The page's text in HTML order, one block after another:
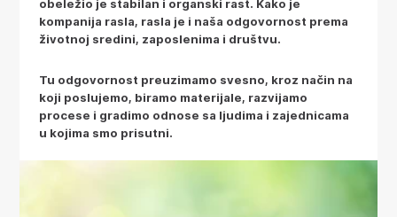
obeležio je stabilan i organski rast. Kako je
kompanija rasla, rasla je i naša odgovornost prema
životnoj sredini, zaposlenima i društvu.
Tu odgovornost preuzimamo svesno, kroz način na
koji poslujemo, biramo materijale, razvijamo
procese i gradimo odnose sa ljudima i zajednicama
u kojima smo prisutni.